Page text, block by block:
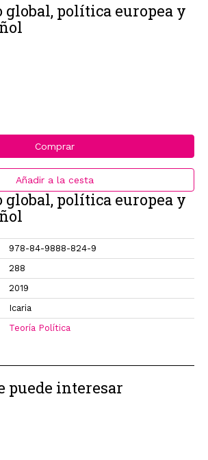
política europea y
Comprar
Añadir a la cesta
política europea y
978-84-9888-824-9
288
2019
Icaria
Teoría Política
puede interesar